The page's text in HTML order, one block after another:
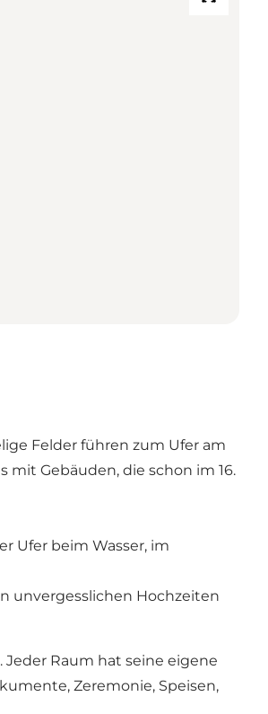
Felder führen zum Ufer am
mit Gebäuden, die schon im 16.
Ufer beim Wasser, im
unvergesslichen Hochzeiten
Raum hat seine eigene
Zeremonie, Speisen,